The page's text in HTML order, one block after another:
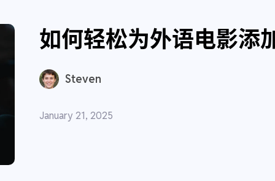
如何轻松为外语电影添
Steven
January 21, 2025